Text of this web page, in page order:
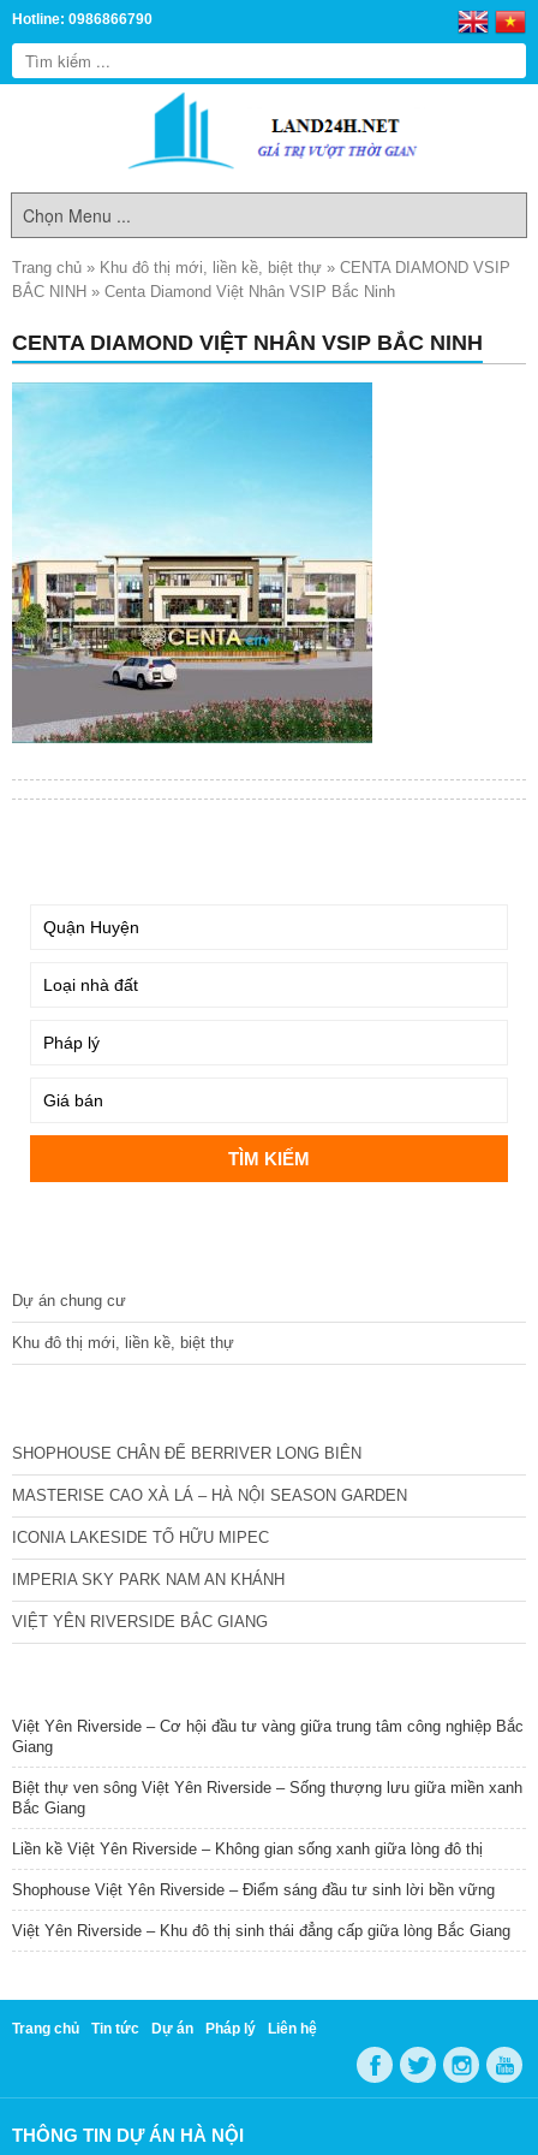
Hotline: 0986866790
Trang chủ » Khu đô thị mới, liền kề, biệt thự » CENTA DIAMOND VSIP
BẮC NINH » Centa Diamond Việt Nhân VSIP Bắc Ninh
CENTA DIAMOND VIỆT NHÂN VSIP BẮC NINH
Dự án chung cư
Khu đô thị mới, liền kề, biệt thự
SHOPHOUSE CHÂN ĐẾ BERRIVER LONG BIÊN
MASTERISE CAO XÀ LÁ – HÀ NỘI SEASON GARDEN
ICONIA LAKESIDE TỐ HỮU MIPEC
IMPERIA SKY PARK NAM AN KHÁNH
VIỆT YÊN RIVERSIDE BẮC GIANG
Việt Yên Riverside – Cơ hội đầu tư vàng giữa trung tâm công nghiệp Bắc
Giang
Biệt thự ven sông Việt Yên Riverside – Sống thượng lưu giữa miền xanh
Bắc Giang
Liền kề Việt Yên Riverside – Không gian sống xanh giữa lòng đô thị
Shophouse Việt Yên Riverside – Điểm sáng đầu tư sinh lời bền vững
Việt Yên Riverside – Khu đô thị sinh thái đẳng cấp giữa lòng Bắc Giang
Trang chủ Tin tức Dự án Pháp lý Liên hệ
THÔNG TIN DỰ ÁN HÀ NỘI